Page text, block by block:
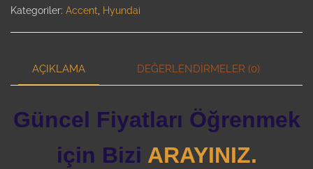
Kategoriler: Accent Hyundai
AÇIKLAMA DEĞERLENDIRMELER (0)
Güncel Fiyatları Öğrenmek
için Bizi ARAYINIZ.